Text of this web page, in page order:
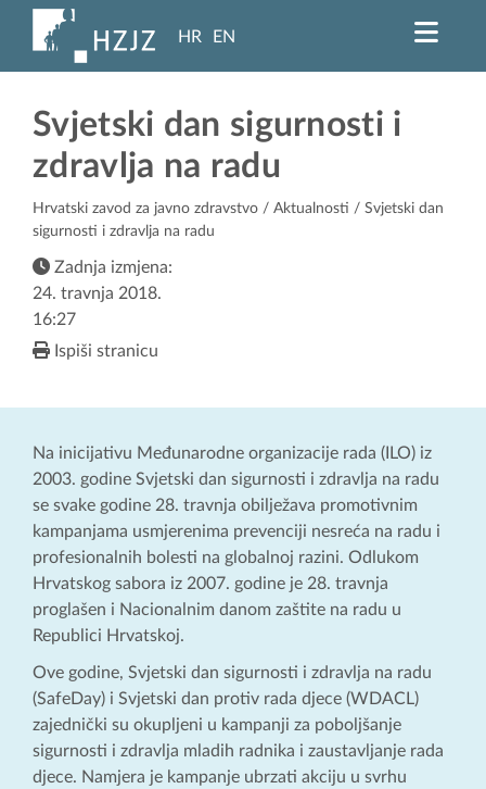
HR EN
Svjetski dan sigurnosti i
zdravlja na radu
Hrvatski zavod za javno zdravstvo / Aktualnosti / Svjetski dan
sigurnosti i zdravlja na radu
Zadnja izmjena:
24. travnja 2018.
16:27
Ispiši stranicu
Na inicijativu Međunarodne organizacije rada (ILO) iz
2003. godine Svjetski dan sigurnosti i zdravlja na radu
se svake godine 28. travnja obilježava promotivnim
kampanjama usmjerenima prevenciji nesreća na radu i
profesionalnih bolesti na globalnoj razini. Odlukom
Hrvatskog sabora iz 2007. godine je 28. travnja
proglašen i Nacionalnim danom zaštite na radu u
Republici Hrvatskoj.
Ove godine, Svjetski dan sigurnosti i zdravlja na radu
(SafeDay) i Svjetski dan protiv rada djece (WDACL)
zajednički su okupljeni u kampanji za poboljšanje
sigurnosti i zdravlja mladih radnika i zaustavljanje rada
djece. Namjera je kampanje ubrzati akciju u svrhu